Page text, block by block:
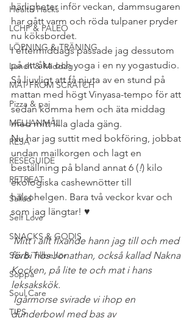
Health Hacks
LCHF & PALEO
LÖPNING & TRÄNING
Lunch & Middag
MAT FROM SCRATCH
Pizza & paj
MELLANMÅL
RESA
RESEGUIDE
RETREAT
Sallad
Self Love
SNACKS & GODIS
Sås & Tillbehör
Soppa
Soul Care
TIPS
härligheter inför veckan, dammsugaren
har gått varm och röda tulpaner pryder
nu köksbordet.
I eftermiddags passade jag dessutom
på att åka och yoga i en ny yogastudio.
Så ljuvligt att få njuta av en stund på
mattan med högt Vinyasa-tempo för att
sedan komma hem och äta middag
med mitt lilla glada gäng.
Nu har jag suttit med bokföring, jobbat
undan mailkorgen och lagt en
beställning på bland annat 6 (!) kilo
ekologiska cashewnötter till
hälsohelgen. Bara två veckor kvar och
som jag längtar! ♥
Mitt i allt fixande hann jag till och med
förbi hos Jonathan, också kallad Nakna
Kocken, på lite te och mat i hans
leksakskök.
Igårmorse svirade vi ihop en
dunderbowl med bas av